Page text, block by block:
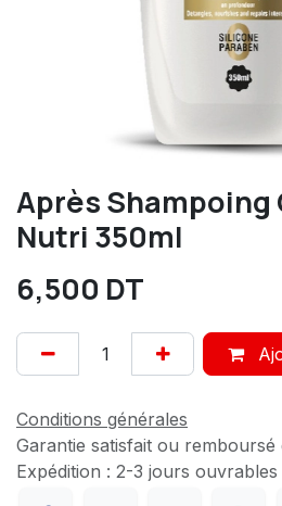
Après Shampoing
Nutri 350ml
6,500 DT
Conditions générales
Garantie satisfait ou remboursé
Expédition : 2-3 jours ouvrables